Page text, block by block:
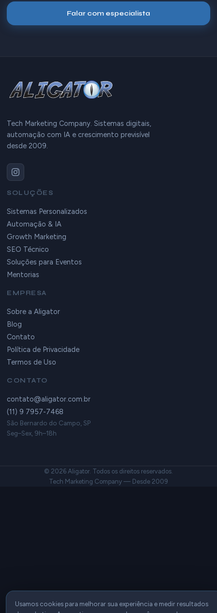
Falar com especialista
Tech Marketing Company. Sistemas digitais,
automação com IA e crescimento previsível
desde 2009.
SOLUÇÕES
Sistemas Personalizados
Automação & IA
Growth Marketing
SEO Técnico
Soluções para Eventos
Mentorias
EMPRESA
Sobre a Aligator
Blog
Contato
Política de Privacidade
Termos de Uso
CONTATO
contato@aligator.com.br
(11) 9 7957-7468
São Bernardo do Campo, SP
Seg–Sex, 9h–18h
© 2026 Aligator. Todos os direitos reservados.
Tech Marketing Company — Desde 2009
Usamos cookies para melhorar sua experiência e medir resultados